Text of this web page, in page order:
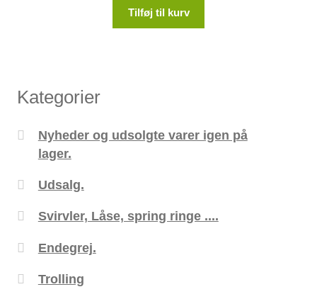
Tilføj til kurv
Kategorier
Nyheder og udsolgte varer igen på
lager.
Udsalg.
Svirvler, Låse, spring ringe ....
Endegrej.
Trolling